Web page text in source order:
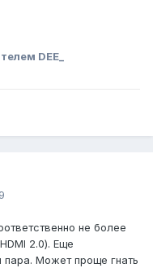
DEE_
не более
2.0). Еще
Может проще гнать